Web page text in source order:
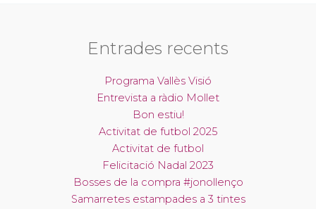
Entrades recents
Programa Vallès Visió
Entrevista a ràdio Mollet
Bon estiu!
Activitat de futbol 2025
Activitat de futbol
Felicitació Nadal 2023
Bosses de la compra #jonollenço
Samarretes estampades a 3 tintes